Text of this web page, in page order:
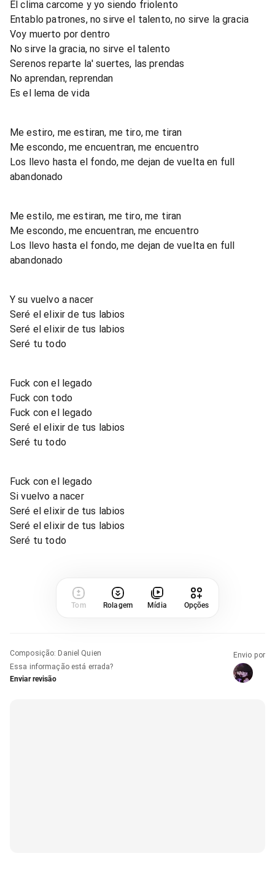
El clima carcome y yo siendo friolento
Entablo patrones, no sirve el talento, no sirve la gracia
Voy muerto por dentro
No sirve la gracia, no sirve el talento
Serenos reparte la' suertes, las prendas
No aprendan, reprendan
Es el lema de vida
Me estiro, me estiran, me tiro, me tiran
Me escondo, me encuentran, me encuentro
Los llevo hasta el fondo, me dejan de vuelta en full
abandonado
Me estilo, me estiran, me tiro, me tiran
Me escondo, me encuentran, me encuentro
Los llevo hasta el fondo, me dejan de vuelta en full
abandonado
Y su vuelvo a nacer
Seré el elixir de tus labios
Seré el elixir de tus labios
Seré tu todo
Fuck con el legado
Fuck con todo
Fuck con el legado
Seré el elixir de tus labios
Seré tu todo
Fuck con el legado
Si vuelvo a nacer
Seré el elixir de tus labios
Seré el elixir de tus labios
Seré tu todo
Tom Rolagem Mídia Opções
Composição: Daniel Quien
Essa informação está errada?
Enviar revisão
Envio por